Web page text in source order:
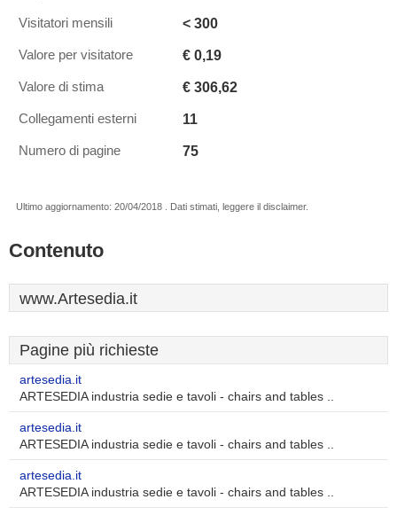
Visitatori mensili < 300
Valore per visitatore € 0,19
Valore di stima € 306,62
Collegamenti esterni 11
Numero di pagine 75
Ultimo aggiornamento: 20/04/2018 . Dati stimati, leggere il disclaimer.
Contenuto
www.Artesedia.it
Pagine più richieste
artesedia.it
ARTESEDIA industria sedie e tavoli - chairs and tables ..
artesedia.it
ARTESEDIA industria sedie e tavoli - chairs and tables ..
artesedia.it
ARTESEDIA industria sedie e tavoli - chairs and tables ..